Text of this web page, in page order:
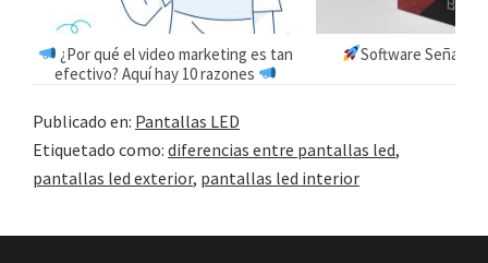
¿Por qué el video marketing es tan
efectivo? Aquí hay 10 razones
Software
Publicado en: Pantallas LED
Etiquetado como: diferencias entre pantallas led,
pantallas led exterior, pantallas led interior